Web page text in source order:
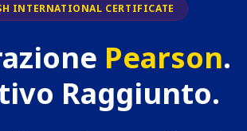
INTERNATIONAL CERTIFICATE
Pearson.
Raggiunto.